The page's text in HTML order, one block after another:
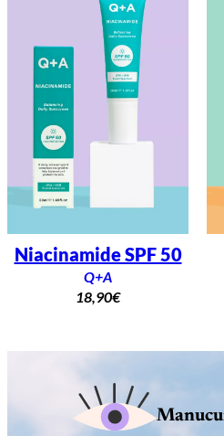
Niacinamide SPF 50
Q+A
18,90€